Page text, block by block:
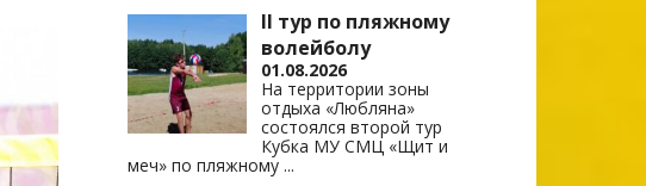
II тур по пляжному
волейболу
01.08.2026
На территории зоны
отдыха «Любляна»
состоялся второй тур
Кубка МУ СМЦ «Щит и
меч» по пляжному ...